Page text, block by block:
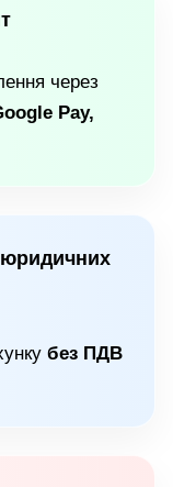
через
Pay,
юридичних
без ПДВ